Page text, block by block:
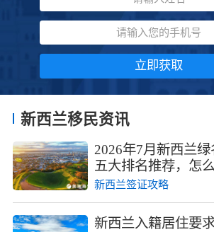
立即获取
新西兰移民资讯
2026年7月新西兰
五大排名推荐，怎
新西兰签证攻略
新西兰入籍居住要